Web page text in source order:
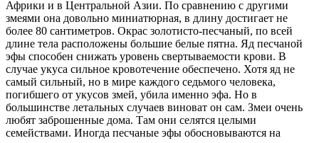
Африки и в Центральной Азии. По сравнению с другими
змеями она довольно миниатюрная, в длину достигает не
более 80 сантиметров. Окрас золотисто-песчаный, по всей
длине тела расположены большие белые пятна. Яд песчаной
эфы способен снижать уровень свертываемости крови. В
случае укуса сильное кровотечение обеспечено. Хотя яд не
самый сильный, но в мире каждого седьмого человека,
погибшего от укусов змей, убила именно эфа. Но в
большинстве летальных случаев виноват он сам. Змеи очень
любят заброшенные дома. Там они селятся целыми
семействами. Иногда песчаные эфы обосновываются на